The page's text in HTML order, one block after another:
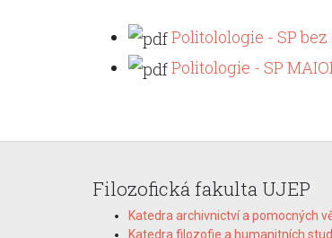
Politolologie - SP
Politologie - SP
Filozofická fakulta UJEP
Katedra archivnictví a pomocných
Katedra filozofie a humanitních